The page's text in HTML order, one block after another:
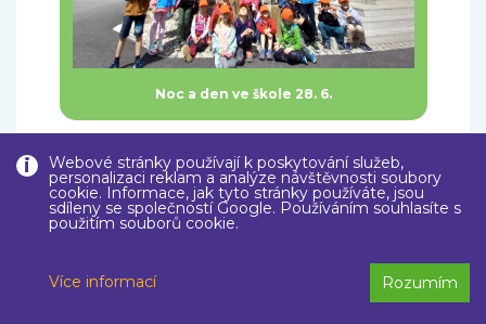
Webové stránky používají k poskytování služeb,
personalizaci reklam a analýze návštěvnosti soubory
cookie. Informace, jak tyto stránky používáte, jsou
sdíleny se společností Google. Používáním souhlasíte s
použitím souborů cookie.
Více informací Rozumím
Noc a den ve škole 28. 6.